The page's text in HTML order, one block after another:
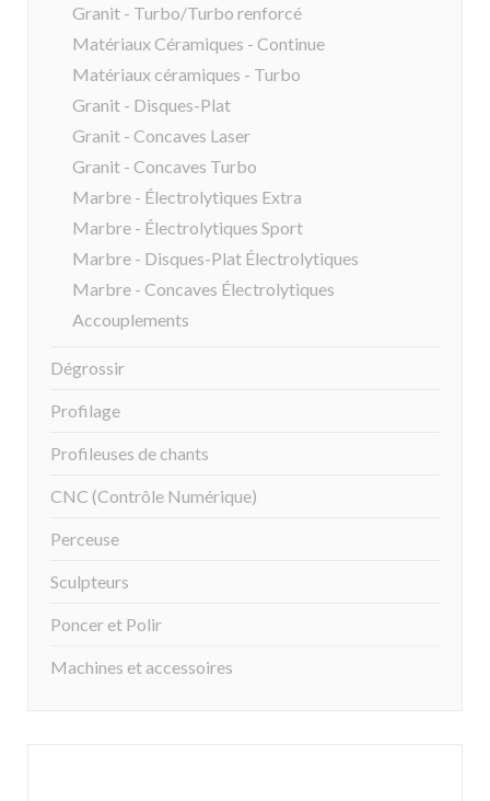
Granit - Turbo/Turbo renforcé
Matériaux Céramiques - Continue
Matériaux céramiques - Turbo
Granit - Disques-Plat
Granit - Concaves Laser
Granit - Concaves Turbo
Marbre - Électrolytiques Extra
Marbre - Électrolytiques Sport
Marbre - Disques-Plat Électrolytiques
Marbre - Concaves Électrolytiques
Accouplements
Dégrossir
Profilage
Profileuses de chants
CNC (Contrôle Numérique)
Perceuse
Sculpteurs
Poncer et Polir
Machines et accessoires